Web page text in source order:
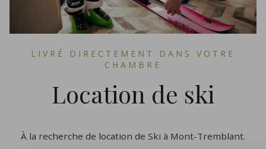
LIVRÉ DIRECTEMENT DANS VOTRE
CHAMBRE
Location de ski
À la recherche de location de Ski à Mont-Tremblant.